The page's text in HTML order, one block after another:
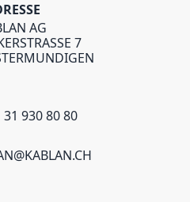
AG
7
31 930 80 80